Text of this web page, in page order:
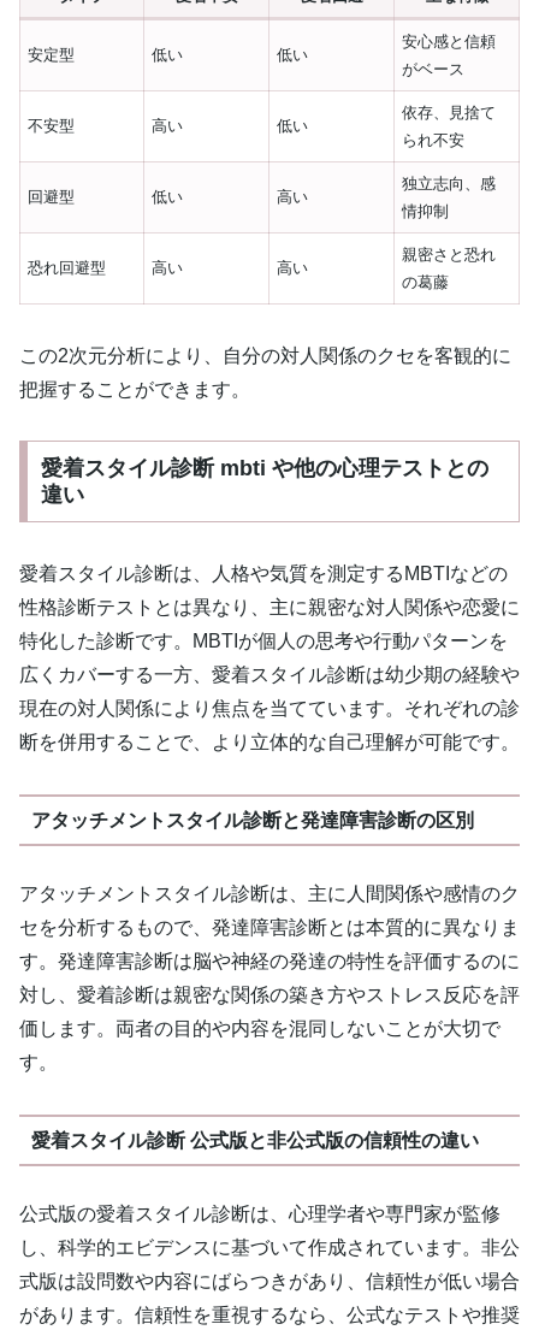
安定型 低い 低い
安心感と信頼
がベース
不安型 高い 低い
依存、見捨て
られ不安
回避型 低い 高い
独立志向、感
情抑制
恐れ回避型 高い 高い
親密さと恐れ
の葛藤
この2次元分析により、自分の対人関係のクセを客観的に
把握することができます。
愛着スタイル診断 mbti や他の心理テストとの
違い
愛着スタイル診断は、人格や気質を測定するMBTIなどの
性格診断テストとは異なり、主に親密な対人関係や恋愛に
特化した診断です。MBTIが個人の思考や行動パターンを
広くカバーする一方、愛着スタイル診断は幼少期の経験や
現在の対人関係により焦点を当てています。それぞれの診
断を併用することで、より立体的な自己理解が可能です。
アタッチメントスタイル診断と発達障害診断の区別
アタッチメントスタイル診断は、主に人間関係や感情のク
セを分析するもので、発達障害診断とは本質的に異なりま
す。発達障害診断は脳や神経の発達の特性を評価するのに
対し、愛着診断は親密な関係の築き方やストレス反応を評
価します。両者の目的や内容を混同しないことが大切で
す。
愛着スタイル診断 公式版と非公式版の信頼性の違い
公式版の愛着スタイル診断は、心理学者や専門家が監修
し、科学的エビデンスに基づいて作成されています。非公
式版は設問数や内容にばらつきがあり、信頼性が低い場合
があります。信頼性を重視するなら、公式なテストや推奨